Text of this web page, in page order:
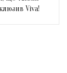
Viva!